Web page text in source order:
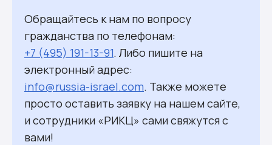
Обращайтесь к нам по вопросу
гражданства по телефонам:
+7 (495) 191-13-91. Либо пишите на
электронный адрес:
info@russia-israel.com. Также можете
просто оставить заявку на нашем сайте,
и сотрудники «РИКЦ» сами свяжутся с
вами!